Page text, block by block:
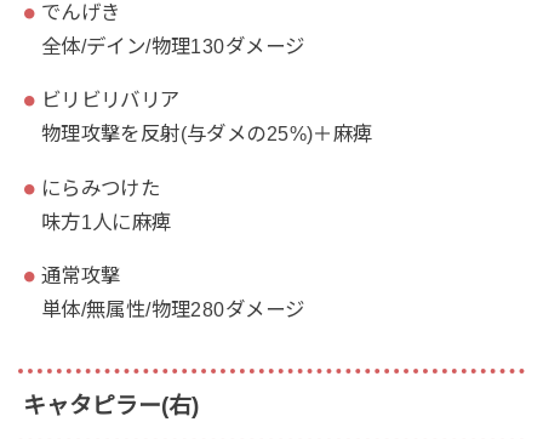
でんげき
全体/デイン/物理130ダメージ
ビリビリバリア
物理攻撃を反射(与ダメの25%)＋麻痺
にらみつけた
味方1人に麻痺
通常攻撃
単体/無属性/物理280ダメージ
キャタピラー(右)